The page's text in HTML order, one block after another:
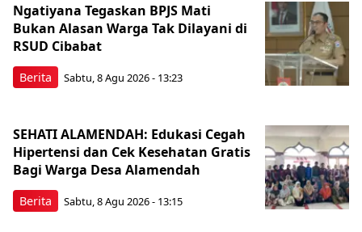
Berita
Ngatiyana Tegaskan BPJS Mati
Bukan Alasan Warga Tak Dilayani di
RSUD Cibabat
Sabtu, 8 Agu 2026 - 13:23
Berita
SEHATI ALAMENDAH: Edukasi Cegah
Hipertensi dan Cek Kesehatan Gratis
Bagi Warga Desa Alamendah
Sabtu, 8 Agu 2026 - 13:15